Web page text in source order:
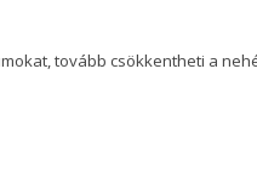
tovább csökkentheti a